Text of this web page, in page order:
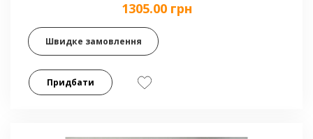
1305.00 грн
Швидке замовлення
Придбати